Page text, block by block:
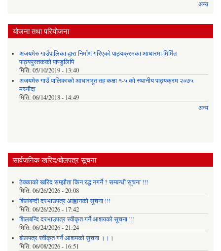
अन्य
योजना तथा परियोजना
अजयमेरु गाउँपालिका द्वारा निर्माण गरिएको पाठ्यक्रमका आधारमा मिर्मित
पाठ्यपुस्तकको पाण्डुलिपि
मिति: 05/10/2019 - 13:40
अजयमेरु गाउँ पालिकाको आधारभूत तह कक्षा १-५ को स्थानीय पाठ्यक्रम २०७५
मस्यौदा
मिति: 06/14/2018 - 14:49
अन्य
सार्वजनिक खरिद/बोलपत्र सूचना
ठेक्काको खरिद सम्झौता किन रद्ध नगर्ने ? सम्बन्धी सूचना !!!
मिति: 06/26/2026 - 20:08
शिलबन्दी दरभाउपत्र आह्वानको सूचना !!!
मिति: 06/26/2026 - 17:42
शिलबन्दि दरभाउपत्र स्वीकृत गर्ने आशयकाे सूचना !!!
मिति: 06/24/2026 - 21:24
बोलपत्र स्वीकृत गर्ने आशयको सुचना ।।।
मिति: 06/08/2026 - 16:51